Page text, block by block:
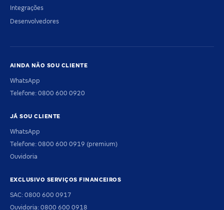
Integrações
Desenvolvedores
AINDA NÃO SOU CLIENTE
WhatsApp
Telefone: 0800 600 0920
JÁ SOU CLIENTE
WhatsApp
Telefone: 0800 600 0919 (premium)
Ouvidoria
EXCLUSIVO SERVIÇOS FINANCEIROS
SAC: 0800 600 0917
Ouvidoria: 0800 600 0918